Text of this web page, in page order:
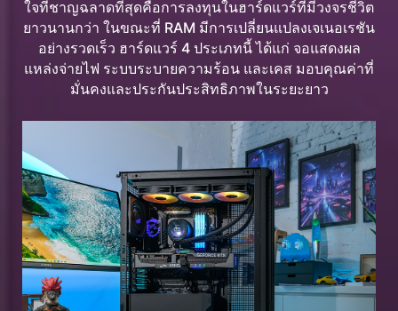
ใจที่ชาญฉลาดที่สุดคือการลงทุนในฮาร์ดแวร์ที่มีวงจรชีวิต
ยาวนานกว่า ในขณะที่ RAM มีการเปลี่ยนแปลงเจเนอเรชัน
อย่างรวดเร็ว ฮาร์ดแวร์ 4 ประเภทนี้ ได้แก่ จอแสดงผล
แหล่งจ่ายไฟ ระบบระบายความร้อน และเคส มอบคุณค่าที่
มั่นคงและประกันประสิทธิภาพในระยะยาว